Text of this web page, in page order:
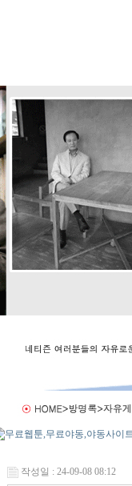
작성일 : 24-09-08 08:12